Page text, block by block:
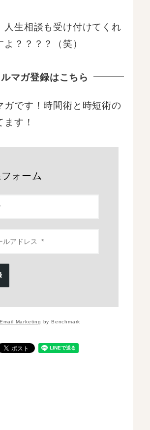
人生相談も受け付けてくれ
？？？？（笑）
マガ登録はこちら
ガです！時間術と時短術の
す！
ォーム
Email Marketing by Benchmark